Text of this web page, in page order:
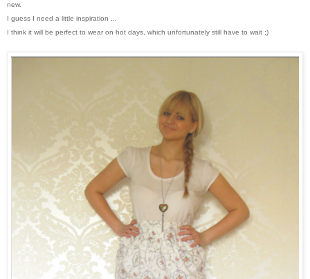
new.
I guess I need a little inspiration ...
I think it will be perfect to wear on hot days, which unfortunately still have to wait ;)